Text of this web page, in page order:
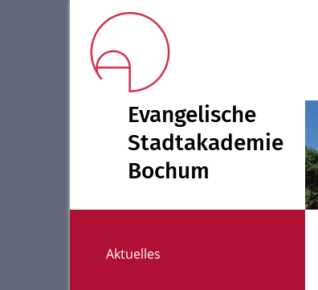
Evangelische
Stadtakademie
Bochum
Aktuelles